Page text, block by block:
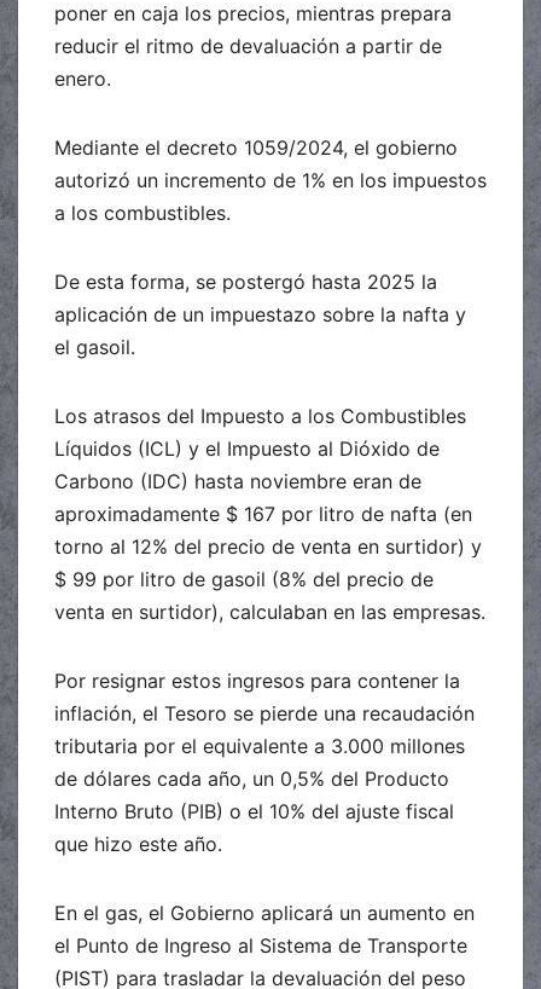
poner en caja los precios, mientras prepara
reducir el ritmo de devaluación a partir de
enero.
Mediante el decreto 1059/2024, el gobierno
autorizó un incremento de 1% en los impuestos
a los combustibles.
De esta forma, se postergó hasta 2025 la
aplicación de un impuestazo sobre la nafta y
el gasoil.
Los atrasos del Impuesto a los Combustibles
Líquidos (ICL) y el Impuesto al Dióxido de
Carbono (IDC) hasta noviembre eran de
aproximadamente $ 167 por litro de nafta (en
torno al 12% del precio de venta en surtidor) y
$ 99 por litro de gasoil (8% del precio de
venta en surtidor), calculaban en las empresas.
Por resignar estos ingresos para contener la
inflación, el Tesoro se pierde una recaudación
tributaria por el equivalente a 3.000 millones
de dólares cada año, un 0,5% del Producto
Interno Bruto (PIB) o el 10% del ajuste fiscal
que hizo este año.
En el gas, el Gobierno aplicará un aumento en
el Punto de Ingreso al Sistema de Transporte
(PIST) para trasladar la devaluación del peso